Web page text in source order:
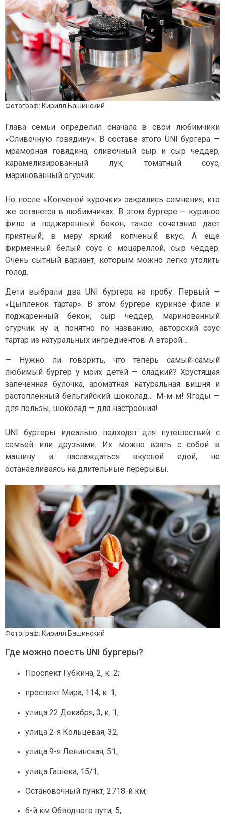
Фотограф: Кирилл Башинский
Глава семьи определил сначала в свои любимчики
«Сливочную говядину». В составе этого UNI бургера —
мраморная говядина, сливочный сыр и сыр чеддер,
карамелизированный лук, томатный соус,
маринованный огурчик.
Но после «Копченой курочки» закрались сомнения, кто
же останется в любимчиках. В этом бургере — куриное
филе и поджаренный бекон, такое сочетание дает
приятный, в меру яркий копченый вкус. А еще
фирменный белый соус с моцареллой, сыр чеддер.
Очень сытный вариант, которым можно легко утолить
голод.
Дети выбрали два UNI бургера на пробу. Первый —
«Цыпленок тартар». В этом бургере куриное филе и
поджаренный бекон, сыр чеддер, маринованный
огурчик ну и, понятно по названию, авторский соус
тартар из натуральных ингредиентов. А второй…
— Нужно ли говорить, что теперь самый-самый
любимый бургер у моих детей — сладкий? Хрустящая
запеченная булочка, ароматная натуральная вишня и
растопленный бельгийский шоколад… М-м-м! Ягоды —
для пользы, шоколад — для настроения!
UNI бургеры идеально подходят для путешествий с
семьей или друзьями. Их можно взять с собой в
машину и наслаждаться вкусной едой, не
останавливаясь на длительные перерывы.
Фотограф: Кирилл Башинский
Где можно поесть UNI бургеры?
Проспект Губкина, 2, к. 2;
проспект Мира, 114, к. 1;
улица 22 Декабря, 3, к. 1;
улица 2-я Кольцевая, 32;
улица 9-я Ленинская, 51;
улица Гашека, 15/1;
Остановочный пункт, 2718-й км;
6-й км Обводного пути, 5;